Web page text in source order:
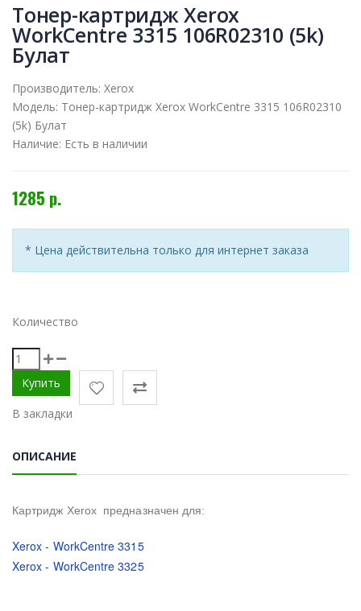
Тонер-картридж Xerox
WorkCentre 3315 106R02310 (5k)
Булат
Производитель: Xerox
Модель: Тонер-картридж Xerox WorkCentre 3315 106R02310
(5k) Булат
Наличие: Есть в наличии
1285 р.
* Цена действительна только для интернет заказа
Количество
В закладки
ОПИСАНИЕ
Картридж Xerox предназначен для:
Xerox - WorkCentre 3315
Xerox - WorkCentre 3325